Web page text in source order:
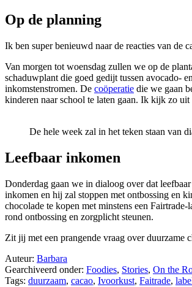
Op de planning
Ik ben super benieuwd naar de reacties van de
Van morgen tot woensdag zullen we op de
schaduwplant die goed gedijt tussen avocado-
inkomstenstromen. De coöperatie die we gaan
kinderen naar school te laten gaan. Ik kijk zo uit
De hele week zal in het teken staan van
Leefbaar inkomen
Donderdag gaan we in dialoog over dat
inkomen en hij zal stoppen met ontbossing en
chocolade te kopen met minstens een
rond ontbossing en zorgplicht steunen.
Zit jij met een prangende vraag over duurzame
Auteur: Barbara
Gearchiveerd onder: Foodies, Stories, On the
Tags: duurzaam, cacao, Ivoorkust, Faitrade,